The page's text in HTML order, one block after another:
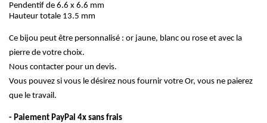
Pendentif de 6.6 x 6.6 mm
Hauteur totale 13.5 mm
Ce bijou peut être personnalisé : or jaune, blanc ou rose et avec la
pierre de votre choix.
Nous contacter pour un devis.
Vous pouvez si vous le désirez nous fournir votre Or, vous ne paierez
que le travail.
- Paiement PayPal 4x sans frais